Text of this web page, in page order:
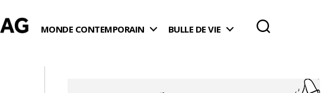
MONDE CONTEMPORAIN BULLE DE VIE